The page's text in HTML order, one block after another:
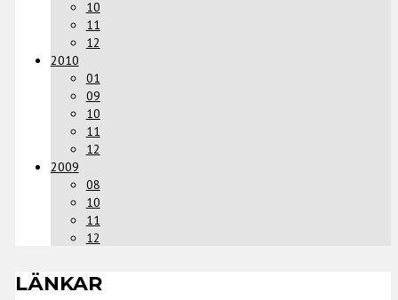
10
11
12
2010
01
09
10
11
12
2009
08
10
11
12
LÄNKAR